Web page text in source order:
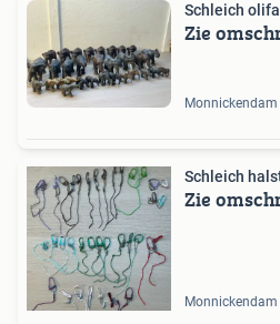
Schleich
Zie
Monnickendam
Schleich
Zie
Monnickendam